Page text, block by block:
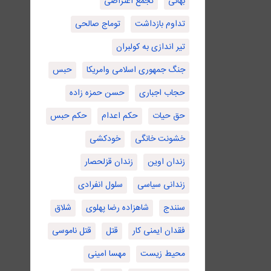
تداوم بازداشت
توماج صالحی
تیر اندازی به کولبران
جنگ جمهوری اسلامی وامریکا
حبس
حجاب اجباری
حسن حمزه زاده
حق حیات
حکم اعدام
حکم حبس
خشونت خانگی
خودکشی
زندان اوین
زندان قزلحصار
زندانی سیاسی
سلول انفرادی
سنندج
شاهزاده رضا پهلوی
شلاق
فقدان ایمنی کار
قتل
قتل ناموسی
محیط زیست
مهسا امینی